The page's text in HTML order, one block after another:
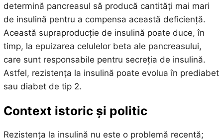
determină pancreasul să producă cantități mai mari
de insulină pentru a compensa această deficiență.
Această supraproducție de insulină poate duce, în
timp, la epuizarea celulelor beta ale pancreasului,
care sunt responsabile pentru secreția de insulină.
Astfel, rezistența la insulină poate evolua în prediabet
sau diabet de tip 2.
Context istoric și politic
Rezistența la insulină nu este o problemă recentă;